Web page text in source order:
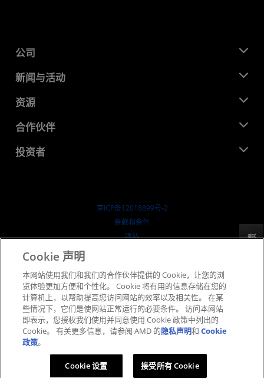
公司
关于 AMD
企业责任
就业机会
联系我们
新闻与活动
新闻中心
媒体库
资源
开发中心
成功案例
合作伙伴
AMD 合作伙伴中心
投资者
SEC 报告
京ICP备12018899号-2
​条款和条件
隐私
公开公平竞争
英国税收策略
Cookie 政策
Cookie 设置
反馈
Cookie 声明
本网站使用我们和我们的合作伙伴提供的 Cookie，让您的浏
览体验更加方便和个性化。 Cookie 将有用的信息存储在您的
计算机上，以帮助提高您访问网站的效率以及相关性。 在某
些情况下，它们是使网站正常运行的必要条件。 访问本网站
即表示，您授权我们使用并同意使用 Cookie 政策中列出的
Cookie。 有关更多信息，请参阅 AMD 的隐私声明和Cookie
政策。
Cookie 设置 接受所有 Cookie